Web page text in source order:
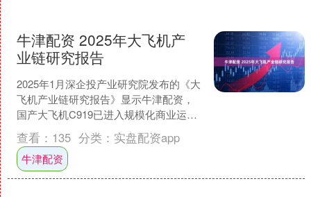
牛津配资 2025年大飞机产
业链研究报告
2025年1月深企投产业研究院发布的《大
飞机产业链研究报告》显示牛津配资，
国产大飞机C919已进入规模化商业运营
阶段，国内外订单超1400架，金额超万
亿元，全球....
查看： 135 分类： 实盘配资app
牛津配资